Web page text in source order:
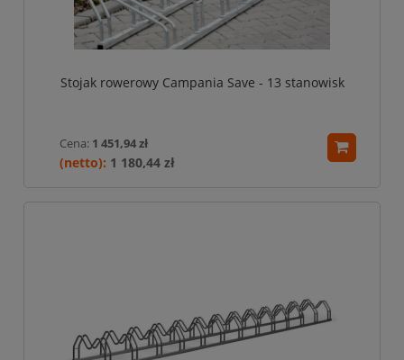
Stojak rowerowy Campania Save - 13 stanowisk
Cena: 1 451,94 zł
1 180,44 zł